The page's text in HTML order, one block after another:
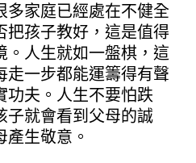
多家庭已經處在不健全
把孩子教好，這是值得
。人生就如一盤棋，這
走一步都能運籌得有聲
功夫。人生不要怕跌
子就會看到父母的誠
生敬意。